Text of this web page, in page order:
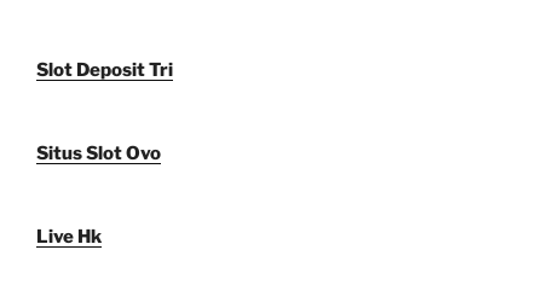
Slot Deposit Tri
Situs Slot Ovo
Live Hk